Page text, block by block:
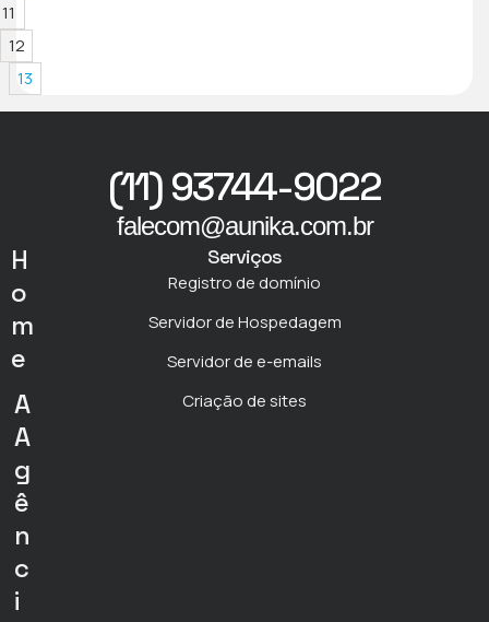
11
12
13
(11) 93744-9022
falecom@aunika.com.br
H
o
m
e
A
A
g
ê
n
c
i
Serviços
Registro de domínio
Servidor de Hospedagem
Servidor de e-emails
Criação de sites